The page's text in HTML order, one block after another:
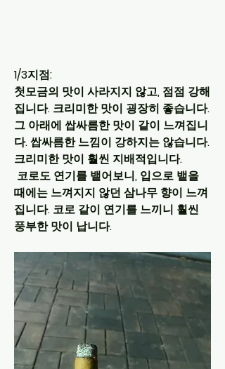
1/3지점:
첫모금의 맛이 사라지지 않고, 점점 강해
집니다. 크리미한 맛이 굉장히 좋습니다.
그 아래에 쌉싸름한 맛이 같이 느껴집니
다. 쌉싸름한 느낌이 강하지는 않습니다.
크리미한 맛이 훨씬 지배적입니다.
때에는 느껴지지 않던 삼나무 향이 느껴
집니다. 코로 같이 연기를 느끼니 훨씬
풍부한 맛이 납니다.